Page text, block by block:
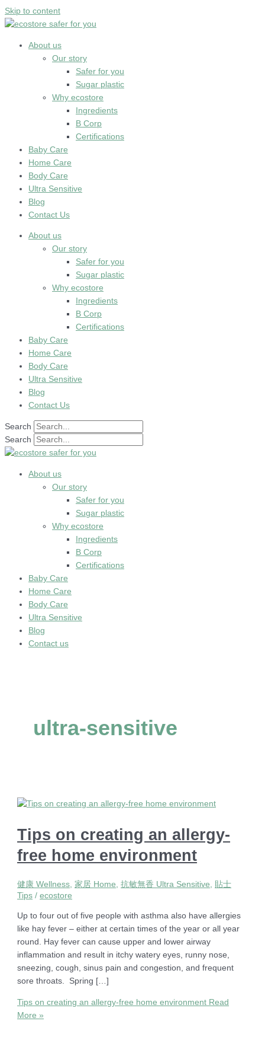
Skip to content
About us
Our story
Safer for you
Sugar plastic
Why ecostore
Ingredients
B Corp
Certifications
Baby Care
Home Care
Body Care
Ultra Sensitive
Blog
Contact Us
About us
Our story
Safer for you
Sugar plastic
Why ecostore
Ingredients
B Corp
Certifications
Baby Care
Home Care
Body Care
Ultra Sensitive
Blog
Contact Us
Search
Search
About us
Our story
Safer for you
Sugar plastic
Why ecostore
Ingredients
B Corp
Certifications
Baby Care
Home Care
Body Care
Ultra Sensitive
Blog
Contact us
ultra-sensitive
Tips on creating an allergy-
free home environment
健康 Wellness,家居 Home,抗敏無香 Ultra Sensitive, 貼士
Tips /ecostore
Up to four out of five people with asthma also have allergies
like hay fever – either at certain times of the year or all year
round. Hay fever can cause upper and lower airway
inflammation and result in itchy watery eyes, runny nose,
sneezing, cough, sinus pain and congestion, and frequent
sore throats. Spring […]
Tips on creating an allergy-free home environment Read
More »